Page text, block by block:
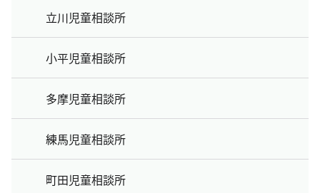
立川児童相談所
小平児童相談所
多摩児童相談所
練馬児童相談所
町田児童相談所